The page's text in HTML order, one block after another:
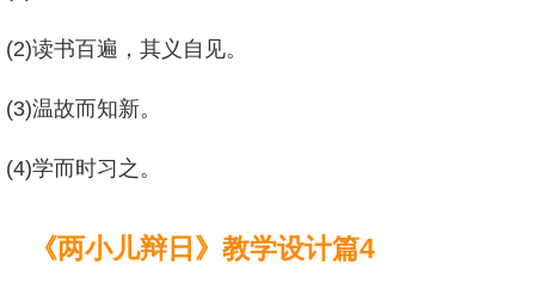
(2)读书百遍，其义自见。
(3)温故而知新。
(4)学而时习之。
《两小儿辩日》教学设计篇4